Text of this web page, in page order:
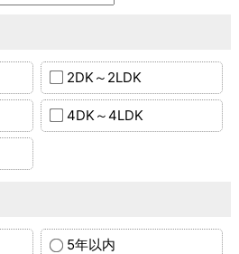
2DK～2LDK
4DK～4LDK
5年以内